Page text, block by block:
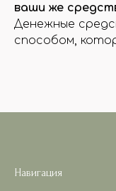
ваши же
Денежные
способом,
Навигация